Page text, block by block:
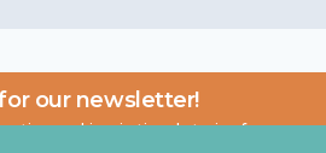
our newsletter!
and inspirational stories for